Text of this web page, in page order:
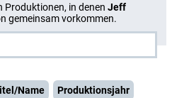
Produktionen, in denen Jeff
gemeinsam vorkommen.
Name
Produktionsjahr